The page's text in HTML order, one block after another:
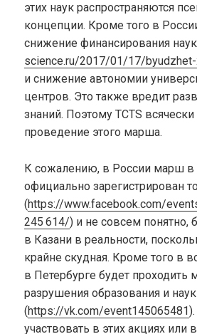
этих наук распространяются
концепции. Кроме того в
снижение финансирования
science.ru/2017/01/17/
и снижение автономии
центров. Это также вредит
знаний. Поэтому TCTS
проведение этого марша.
К сожалению, в России марш в
официально зарегистрирован
(https://www.facebook.com/
245 614/) и не совсем понятно,
в Казани в реальности,
крайне скудная. Кроме того в
в Петербурге будет проходить
разрушения образования и
(https://vk.com/event145065481
участвовать в этих акциях или